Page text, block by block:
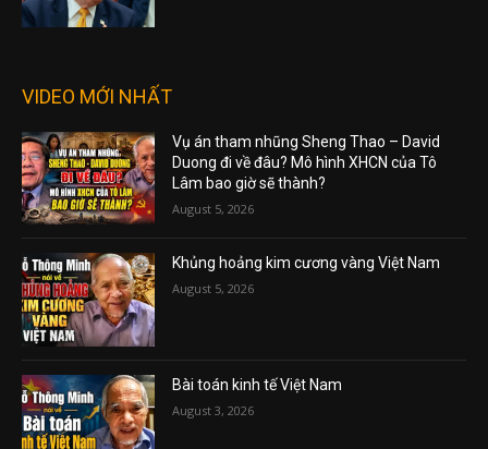
VIDEO MỚI NHẤT
Vụ án tham nhũng Sheng Thao – David
Duong đi về đâu? Mô hình XHCN của Tô
Lâm bao giờ sẽ thành?
August 5, 2026
Khủng hoảng kim cương vàng Việt Nam
August 5, 2026
Bài toán kinh tế Việt Nam
August 3, 2026